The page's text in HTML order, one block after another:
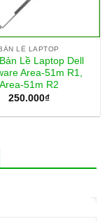
LỀ LAPTOP
Lề Laptop Dell
Area-51m R1,
Area-51m R2
250.000₫